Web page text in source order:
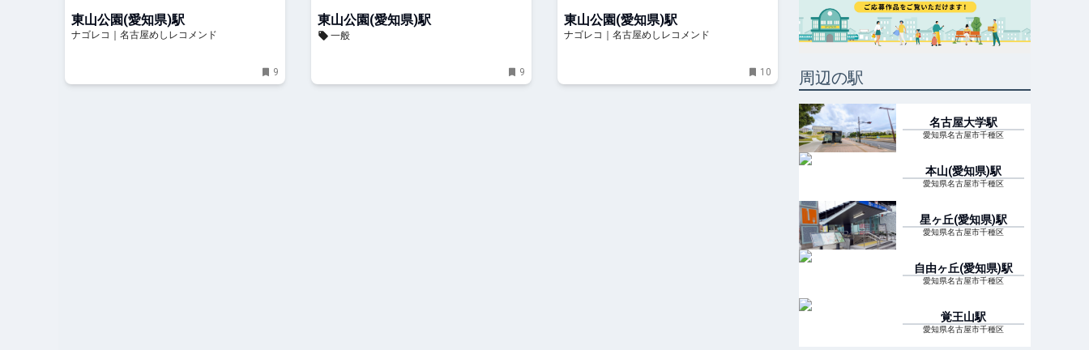
東山公園(愛知県)駅
ナゴレコ｜名古屋めしレコメンド
9
東山公園(愛知県)駅
一般
9
東山公園(愛知県)駅
ナゴレコ｜名古屋めしレコメンド
10 周辺の駅
名古屋大学駅
愛知県名古屋市千種区
本山(愛知県)駅
愛知県名古屋市千種区
星ヶ丘(愛知県)駅
愛知県名古屋市千種区
自由ヶ丘(愛知県)駅
愛知県名古屋市千種区
覚王山駅
愛知県名古屋市千種区